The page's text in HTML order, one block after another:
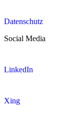
Datenschutz
Social Media
LinkedIn
Xing